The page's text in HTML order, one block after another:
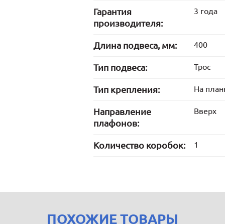
Гарантия
производителя:
3 года
Длина подвеса, мм: 400
Тип подвеса: Трос
Тип крепления: На
Направление
плафонов:
Вверх
Количество коробок: 1
ПОХОЖИЕ ТОВАРЫ